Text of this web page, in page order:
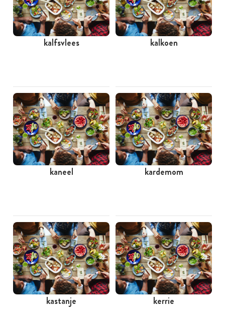
kalfsvlees kalkoen
kaneel kardemom
kastanje kerrie